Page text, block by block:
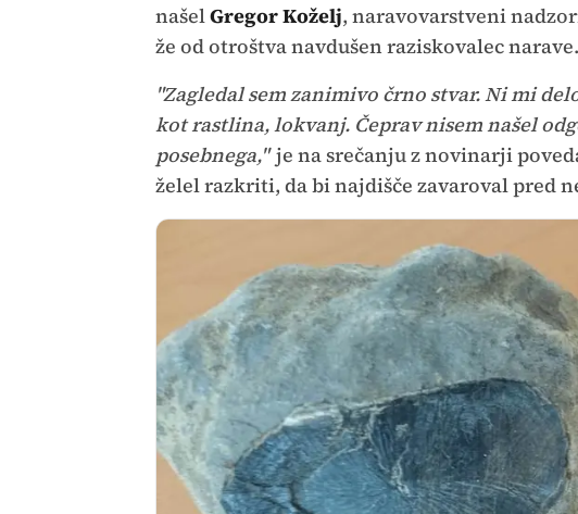
našelGregor Koželj, naravovarstveni
že od otroštva navdušen raziskovalec narave.
"Zagledal sem zanimivo črno stvar. Ni mi
kot rastlina, lokvanj. Čeprav nisem našel
posebnega,"je na srečanju z novinarji
želel razkriti, da bi najdišče zavaroval pred